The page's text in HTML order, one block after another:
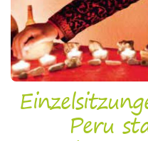
Peru